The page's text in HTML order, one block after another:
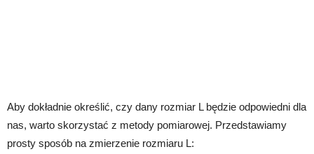
Aby dokładnie określić, czy dany rozmiar L będzie odpowiedni dla
nas, warto skorzystać z metody pomiarowej. Przedstawiamy
prosty sposób na zmierzenie rozmiaru L: